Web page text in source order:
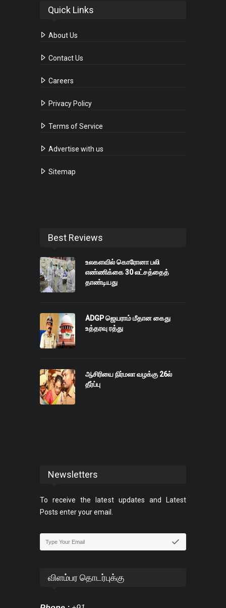
Quick Links
About Us
Contact Us
Careers
Privacy Policy
Terms of Service
Advertise with us
Sitemap
Best Reviews
உலகளவில் கொரோனா பலி
எண்ணிக்கை 30 லட்சத்தைத்
தாண்டியது
ADGP ஜெயராம் மீதான கைது
உத்தரவு ரத்து
ஆசிரியை நிர்மலா வழக்கு 26ல்
தீர்ப்பு
Newsletters
To receive the latest updates and Latest
Posts enter your email.
விளம்பர தொடர்புக்கு